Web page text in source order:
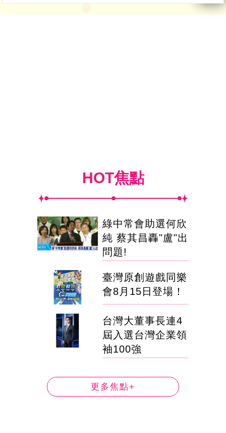
HOT焦點
綠中常會助選何欣
純 蔡其昌轟"盧"出
問題!
臺灣原創遊戲同樂
會8月15日登場！
台灣大董事長連4
屆入選台灣企業領
袖100強
更多焦點+